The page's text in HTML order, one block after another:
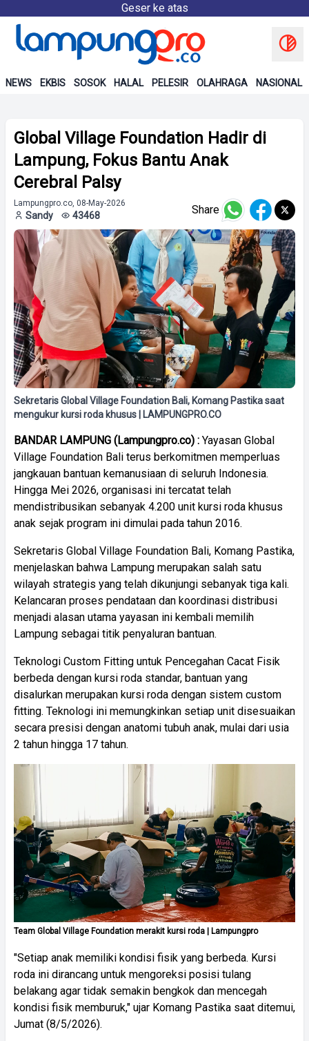
Geser ke atas
NEWS EKBIS SOSOK HALAL PELESIR OLAHRAGA NASIONAL
Global Village Foundation Hadir di
Lampung, Fokus Bantu Anak
Cerebral Palsy
Lampungpro.co, 08-May-2026
Sandy 43468 Share
Sekretaris Global Village Foundation Bali, Komang Pastika saat
mengukur kursi roda khusus | LAMPUNGPRO.CO
BANDAR LAMPUNG (Lampungpro.co) : Yayasan Global
Village Foundation Bali terus berkomitmen memperluas
jangkauan bantuan kemanusiaan di seluruh Indonesia.
Hingga Mei 2026, organisasi ini tercatat telah
mendistribusikan sebanyak 4.200 unit kursi roda khusus
anak sejak program ini dimulai pada tahun 2016.
Sekretaris Global Village Foundation Bali, Komang Pastika,
menjelaskan bahwa Lampung merupakan salah satu
wilayah strategis yang telah dikunjungi sebanyak tiga kali.
Kelancaran proses pendataan dan koordinasi distribusi
menjadi alasan utama yayasan ini kembali memilih
Lampung sebagai titik penyaluran bantuan.
Teknologi Custom Fitting untuk Pencegahan Cacat Fisik
berbeda dengan kursi roda standar, bantuan yang
disalurkan merupakan kursi roda dengan sistem custom
fitting. Teknologi ini memungkinkan setiap unit disesuaikan
secara presisi dengan anatomi tubuh anak, mulai dari usia
2 tahun hingga 17 tahun.
Team Global Village Foundation merakit kursi roda | Lampungpro
"Setiap anak memiliki kondisi fisik yang berbeda. Kursi
roda ini dirancang untuk mengoreksi posisi tulang
belakang agar tidak semakin bengkok dan mencegah
kondisi fisik memburuk," ujar Komang Pastika saat ditemui,
Jumat (8/5/2026).